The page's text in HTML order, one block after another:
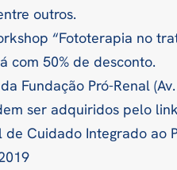
outros.
“Fototerapia no
com 50% de desconto.
Fundação Pró-Renal
ser adquiridos pelo
Cuidado Integrado ao